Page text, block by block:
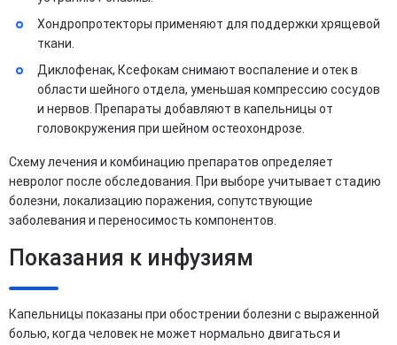
Хондропротекторы применяют для поддержки хрящевой
ткани.
Диклофенак, Ксефокам снимают воспаление и отек в
области шейного отдела, уменьшая компрессию сосудов
и нервов. Препараты добавляют в капельницы от
головокружения при шейном остеохондрозе.
Схему лечения и комбинацию препаратов определяет
невролог после обследования. При выборе учитывает стадию
болезни, локализацию поражения, сопутствующие
заболевания и переносимость компонентов.
Показания к инфузиям
Капельницы показаны при обострении болезни с выраженной
болью, когда человек не может нормально двигаться и